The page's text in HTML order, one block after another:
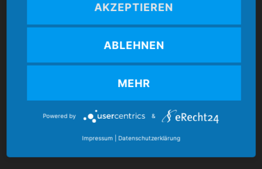
Boccia Bund Deutschland e.V.
verband@boccia-bund.de
AKZEPTIEREN
ABLEHNEN
MEHR
Powered by &
Impressum Datenschutzerklärung